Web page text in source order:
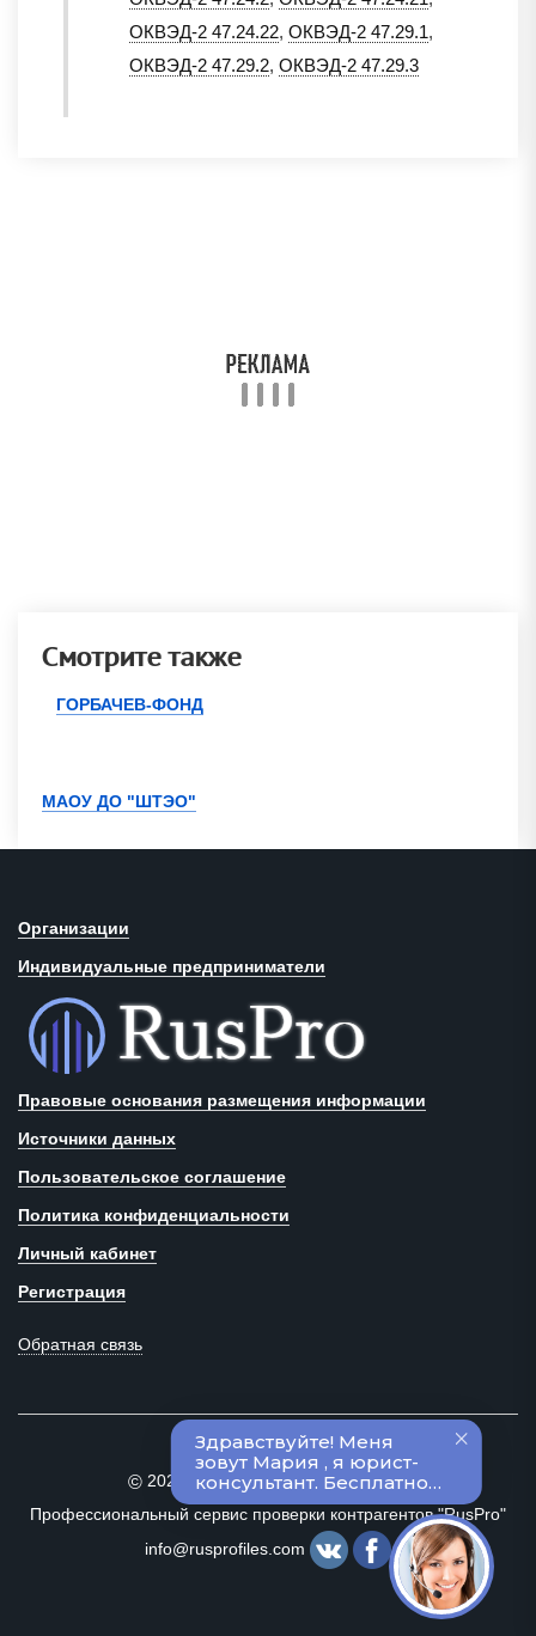
ОКВЭД-2 47.24.22, ОКВЭД-2 47.29.1,
ОКВЭД-2 47.29.2, ОКВЭД-2 47.29.3
Смотрите также
ГОРБАЧЕВ-ФОНД
МАОУ ДО "ШТЭО"
Организации
Индивидуальные предприниматели
Правовые основания размещения информации
Источники данных
Пользовательское соглашение
Политика конфиденциальности
Личный кабинет
Регистрация
Обратная связь
©2020–2024 Все права защищены
Профессиональный сервис проверки контрагентов "RusPro"
info@rusprofiles.com